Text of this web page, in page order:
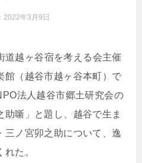
2022年3月9日
道越ヶ谷宿を考える会主催
館（越谷市越ヶ谷本町）で
法人越谷市郷土研究会の
噺」と題し、越谷で生ま
三ノ宮卯之助について、逸
た。